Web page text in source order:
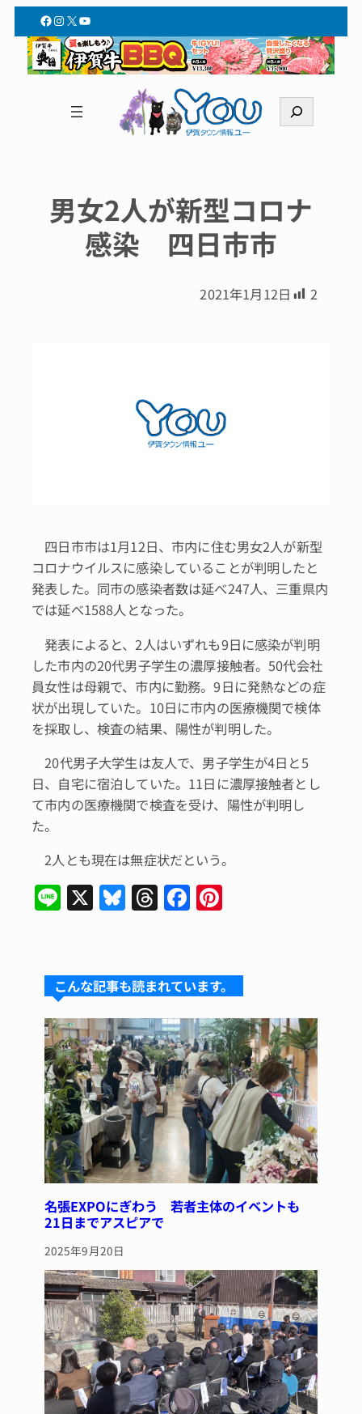
Facebook
Instagram
X YouTube
索
男女2人が新型コロナ
感染 四日市市
2021年1月12日 2
四日市市は1月12日、市内に住む男女2人が新型
コロナウイルスに感染していることが判明したと
発表した。同市の感染者数は延べ247人、三重県内
では延べ1588人となった。
発表によると、2人はいずれも9日に感染が判明
した市内の20代男子学生の濃厚接触者。50代会社
員女性は母親で、市内に勤務。9日に発熱などの症
状が出現していた。10日に市内の医療機関で検体
を採取し、検査の結果、陽性が判明した。
20代男子大学生は友人で、男子学生が4日と5
日、自宅に宿泊していた。11日に濃厚接触者とし
て市内の医療機関で検査を受け、陽性が判明し
た。
2人とも現在は無症状だという。
Li
n
X Bl
u
s
k
y
T
hr
a
d
s
F
a
e
b
o
o
k
re
st
こんな記事も読まれています。
名張EXPOにぎわう 若者主体のイベントも
21日までアスピアで
2025年9月20日